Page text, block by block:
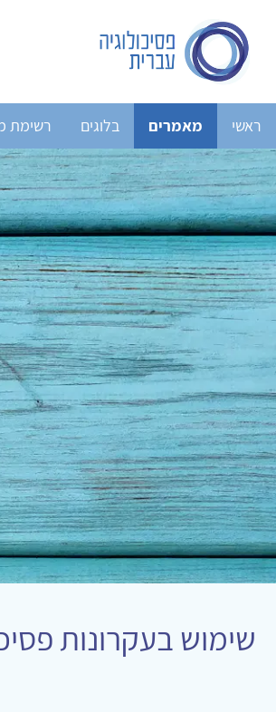
ראשי מאמרים בלוגים רשימת
שימוש בעקרונות